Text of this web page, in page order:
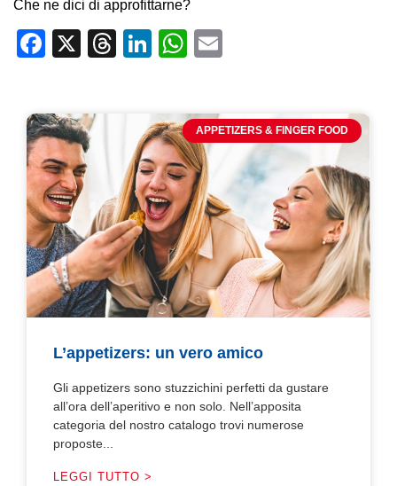
Che ne dici di approfittarne?
Facebook
X Threads
LinkedIn
WhatsApp
APPETIZERS & FINGER FOOD
L’appetizers: un vero amico
Gli appetizers sono stuzzichini perfetti da gustare
all’ora dell’aperitivo e non solo. Nell’apposita
categoria del nostro catalogo trovi numerose
proposte...
LEGGI TUTTO >